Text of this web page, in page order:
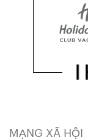
MẠNG XÃ HỘI